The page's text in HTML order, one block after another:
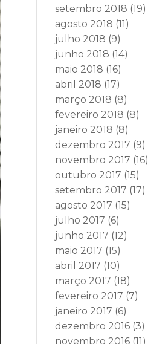
setembro 2018 (19)
agosto 2018 (11)
julho 2018 (9)
junho 2018 (14)
maio 2018 (16)
abril 2018 (17)
março 2018 (8)
fevereiro 2018 (8)
janeiro 2018 (8)
dezembro 2017 (9)
novembro 2017 (16)
outubro 2017 (15)
setembro 2017 (17)
agosto 2017 (15)
julho 2017 (6)
junho 2017 (12)
maio 2017 (15)
abril 2017 (10)
março 2017 (18)
fevereiro 2017 (7)
janeiro 2017 (6)
dezembro 2016 (3)
novembro 2016 (11)